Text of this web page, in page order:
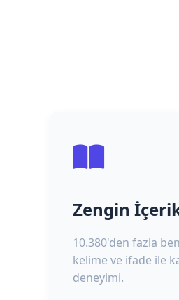
Zengin
10.380'den fazla
kelime ve ifade ile
deneyimi.